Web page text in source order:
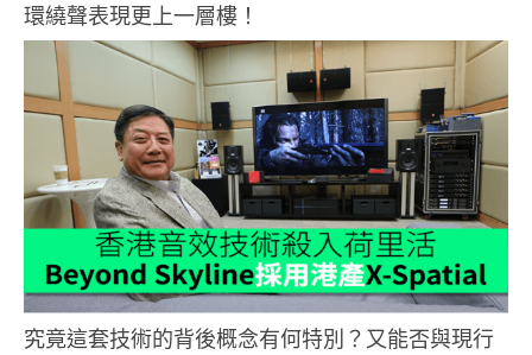
環繞聲表現更上一層樓！
究竟這套技術的背後概念有何特別？又能否與現行